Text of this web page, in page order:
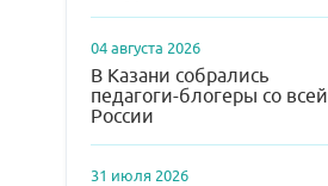
04 августа 2026
В Казани собрались
педагоги-блогеры со всей
России
31 июля 2026